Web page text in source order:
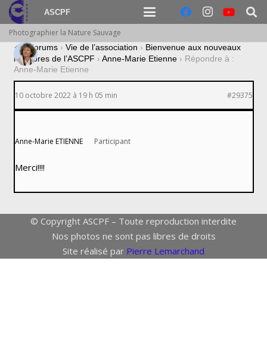
ASCPF
Photographier la Nature Sauvage
› Forums › Vie de l’association › Bienvenue aux nouveaux
membres de l’ASCPF › Anne-Marie Etienne › Répondre à :
Anne-Marie Etienne
10 octobre 2022 à 19 h 05 min #29375
Anne-Marie ETIENNE Participant
Merci!!!!
© Copyright ASCPF – Toute reproduction interdite
Nos photos ne sont pas libres de droits
Site réalisé par Pierre Lemarchand